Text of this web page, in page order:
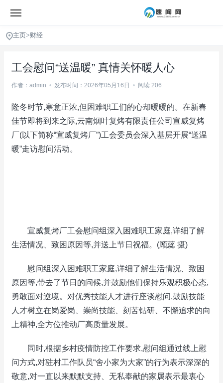
主页>财经
工会慰问“送温暖” 真情关怀暖人心
作者：admin • 发布时间：2026年05月16日 • 阅读 206
隆冬时节,寒意正浓,但困难职工们的心却暖暖的。在新春
佳节即将到来之际,云南烟叶复烤有限责任公司宣威复烤
厂(以下简称“宣威复烤厂”)工会委员会深入基层开展“送温
暖”走访慰问活动。
宣威复烤厂工会慰问组深入困难职工家庭,详细了解
生活情况、致困原因等,并送上节日祝福。(顾蕊 摄)
慰问组深入困难职工家庭,详细了解生活情况、致困
原因等,带去了节日的问候,并鼓励他们保持乐观积极心态,
勇敢面对逆境。对优秀技能人才进行座谈慰问,鼓励技能
人才树立在岗爱岗、崇尚技能、刻苦钻研、不懈追求的向
上精神,全方位推动厂高质量发展。
同时,根据乡村疫情防控工作要求,慰问组通过线上慰
问方式,对驻村工作队员“舍小家为大家”的行为表示深深的
敬意,对一直以来默默支持、无私奉献的家属表示最衷心